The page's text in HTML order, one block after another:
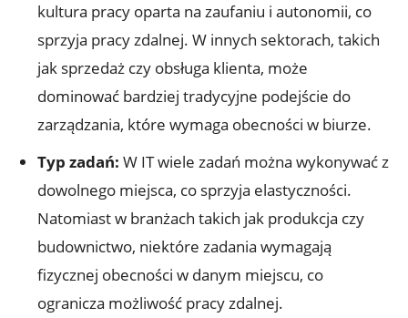
kultura pracy oparta na zaufaniu ‍i autonomii, co‍
sprzyja pracy zdalnej. W innych sektorach,​ takich
⁢jak sprzedaż czy obsługa klienta, może
dominować bardziej tradycyjne podejście do
zarządzania, które wymaga obecności ⁣w ‌biurze.
Typ⁣ zadań: W IT wiele ⁣zadań można ‍wykonywać ⁢z‍
dowolnego miejsca, co sprzyja elastyczności.
⁢Natomiast w⁢ branżach takich⁣ jak produkcja czy
budownictwo, niektóre zadania wymagają
‌fizycznej obecności w⁣ danym miejscu,​ co
ogranicza możliwość pracy zdalnej.